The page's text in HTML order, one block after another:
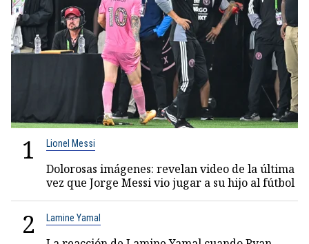
1 Lionel Messi
Dolorosas imágenes: revelan video de la última
vez que Jorge Messi vio jugar a su hijo al fútbol
2 Lamine Yamal